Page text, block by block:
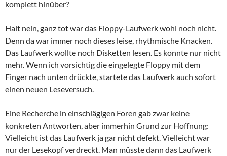
komplett hinüber?
Halt nein, ganz tot war das Floppy-Laufwerk wohl noch nicht.
Denn da war immer noch dieses leise, rhythmische Knacken.
Das Laufwerk wollte noch Disketten lesen. Es konnte nur nicht
mehr. Wenn ich vorsichtig die eingelegte Floppy mit dem
Finger nach unten drückte, startete das Laufwerk auch sofort
einen neuen Leseversuch.
Eine Recherche in einschlägigen Foren gab zwar keine
konkreten Antworten, aber immerhin Grund zur Hoffnung:
Vielleicht ist das Laufwerk ja gar nicht defekt. Vielleicht war
nur der Lesekopf verdreckt. Man müsste dann das Laufwerk